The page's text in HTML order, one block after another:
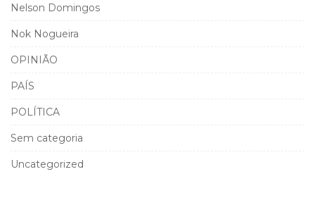
Nelson Domingos
Nok Nogueira
OPINIÃO
PAÍS
POLÍTICA
Sem categoria
Uncategorized